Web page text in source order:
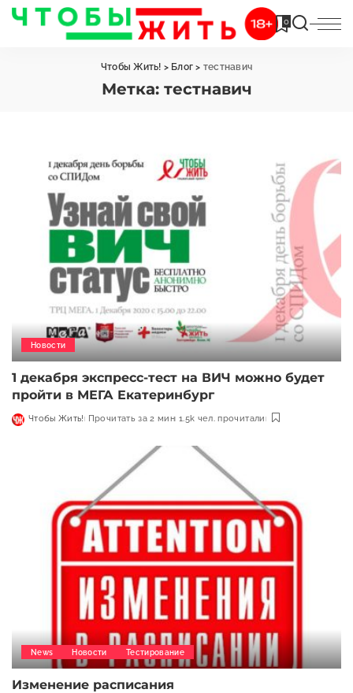
0
Чтобы Жить! > Блог > тестнавич
Метка: тестнавич
Новости
1 декабря экспресс-тест на ВИЧ можно будет
пройти в МЕГА Екатеринбург
Чтобы Жить! Прочитать за 2 мин 1.5k чел. прочитали
News Новости Тестирование
Изменение расписания